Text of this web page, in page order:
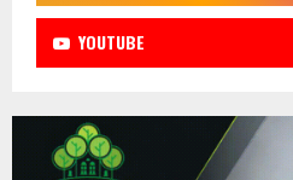
YOUTUBE